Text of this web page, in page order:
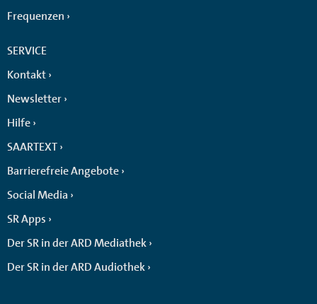
Frequenzen
SERVICE
Kontakt
Newsletter
Hilfe
SAARTEXT
Barrierefreie Angebote
Social Media
SR Apps
Der SR in der ARD Mediathek
Der SR in der ARD Audiothek